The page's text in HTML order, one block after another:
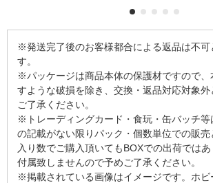
※発送完了後のお客様都合による返品は不可
す。
※パッケージは商品本体の保護材ですので、
すような破損を除き、交換・返品対応対象
ご了承ください。
※トレーディングカード・食玩・缶バッチ等
の記載がない限りパック・個数単位での販
入り数でご購入頂いてもBOXでの出荷では
付属致しませんので予めご了承ください。
※掲載されている画像はイメージです。ホビ